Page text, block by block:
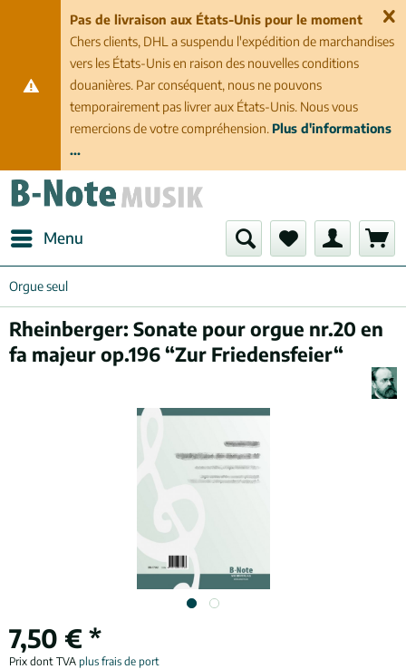
Pas de livraison aux États-Unis pour le moment
Chers clients, DHL a suspendu l'expédition de marchandises
vers les États-Unis en raison des nouvelles conditions
douanières. Par conséquent, nous ne pouvons
temporairement pas livrer aux États-Unis. Nous vous
remercions de votre compréhension. Plus d'informations
...
Menu
Orgue seul
Rheinberger: Sonate pour orgue nr.20 en
fa majeur op.196 “Zur Friedensfeier“
7,50 € *
Prix dont TVA plus frais de port